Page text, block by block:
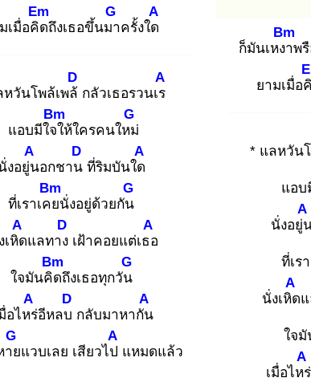
เมื่อคิด
Em
ถึงเธอขึ้นมา
G
ครั้งใด
A
วันโพล้เพล้
D
กลัวเธอรวนเร
A
แอบมีใจใ
Bm
ห้ใครคนใหม่
G
งอยู่น
A
อกชาน
D
ที่ริมบันใด
A
ที่เราเคย
Bm
นั่งอยู่ด้วยกัน
G
เหิด
A
แลทาง
D
เฝ้าคอยแต่เธอ
A
ใจมันคิด
Bm
ถึงเธอทุกวัน
G
อไหร่
A
อีหลบ
D
กลับมาหากัน
A
าย
G
แวบเลย เสียวไป
A
แหมดแล้ว
ก็มันเหงา
Bm
พ
ยามเมื่อ
* แลหวัน
แอบ
นั่งอยู่
A
ที่เร
นั่งเหิด
A
ใจ
เมื่อไหร่
A